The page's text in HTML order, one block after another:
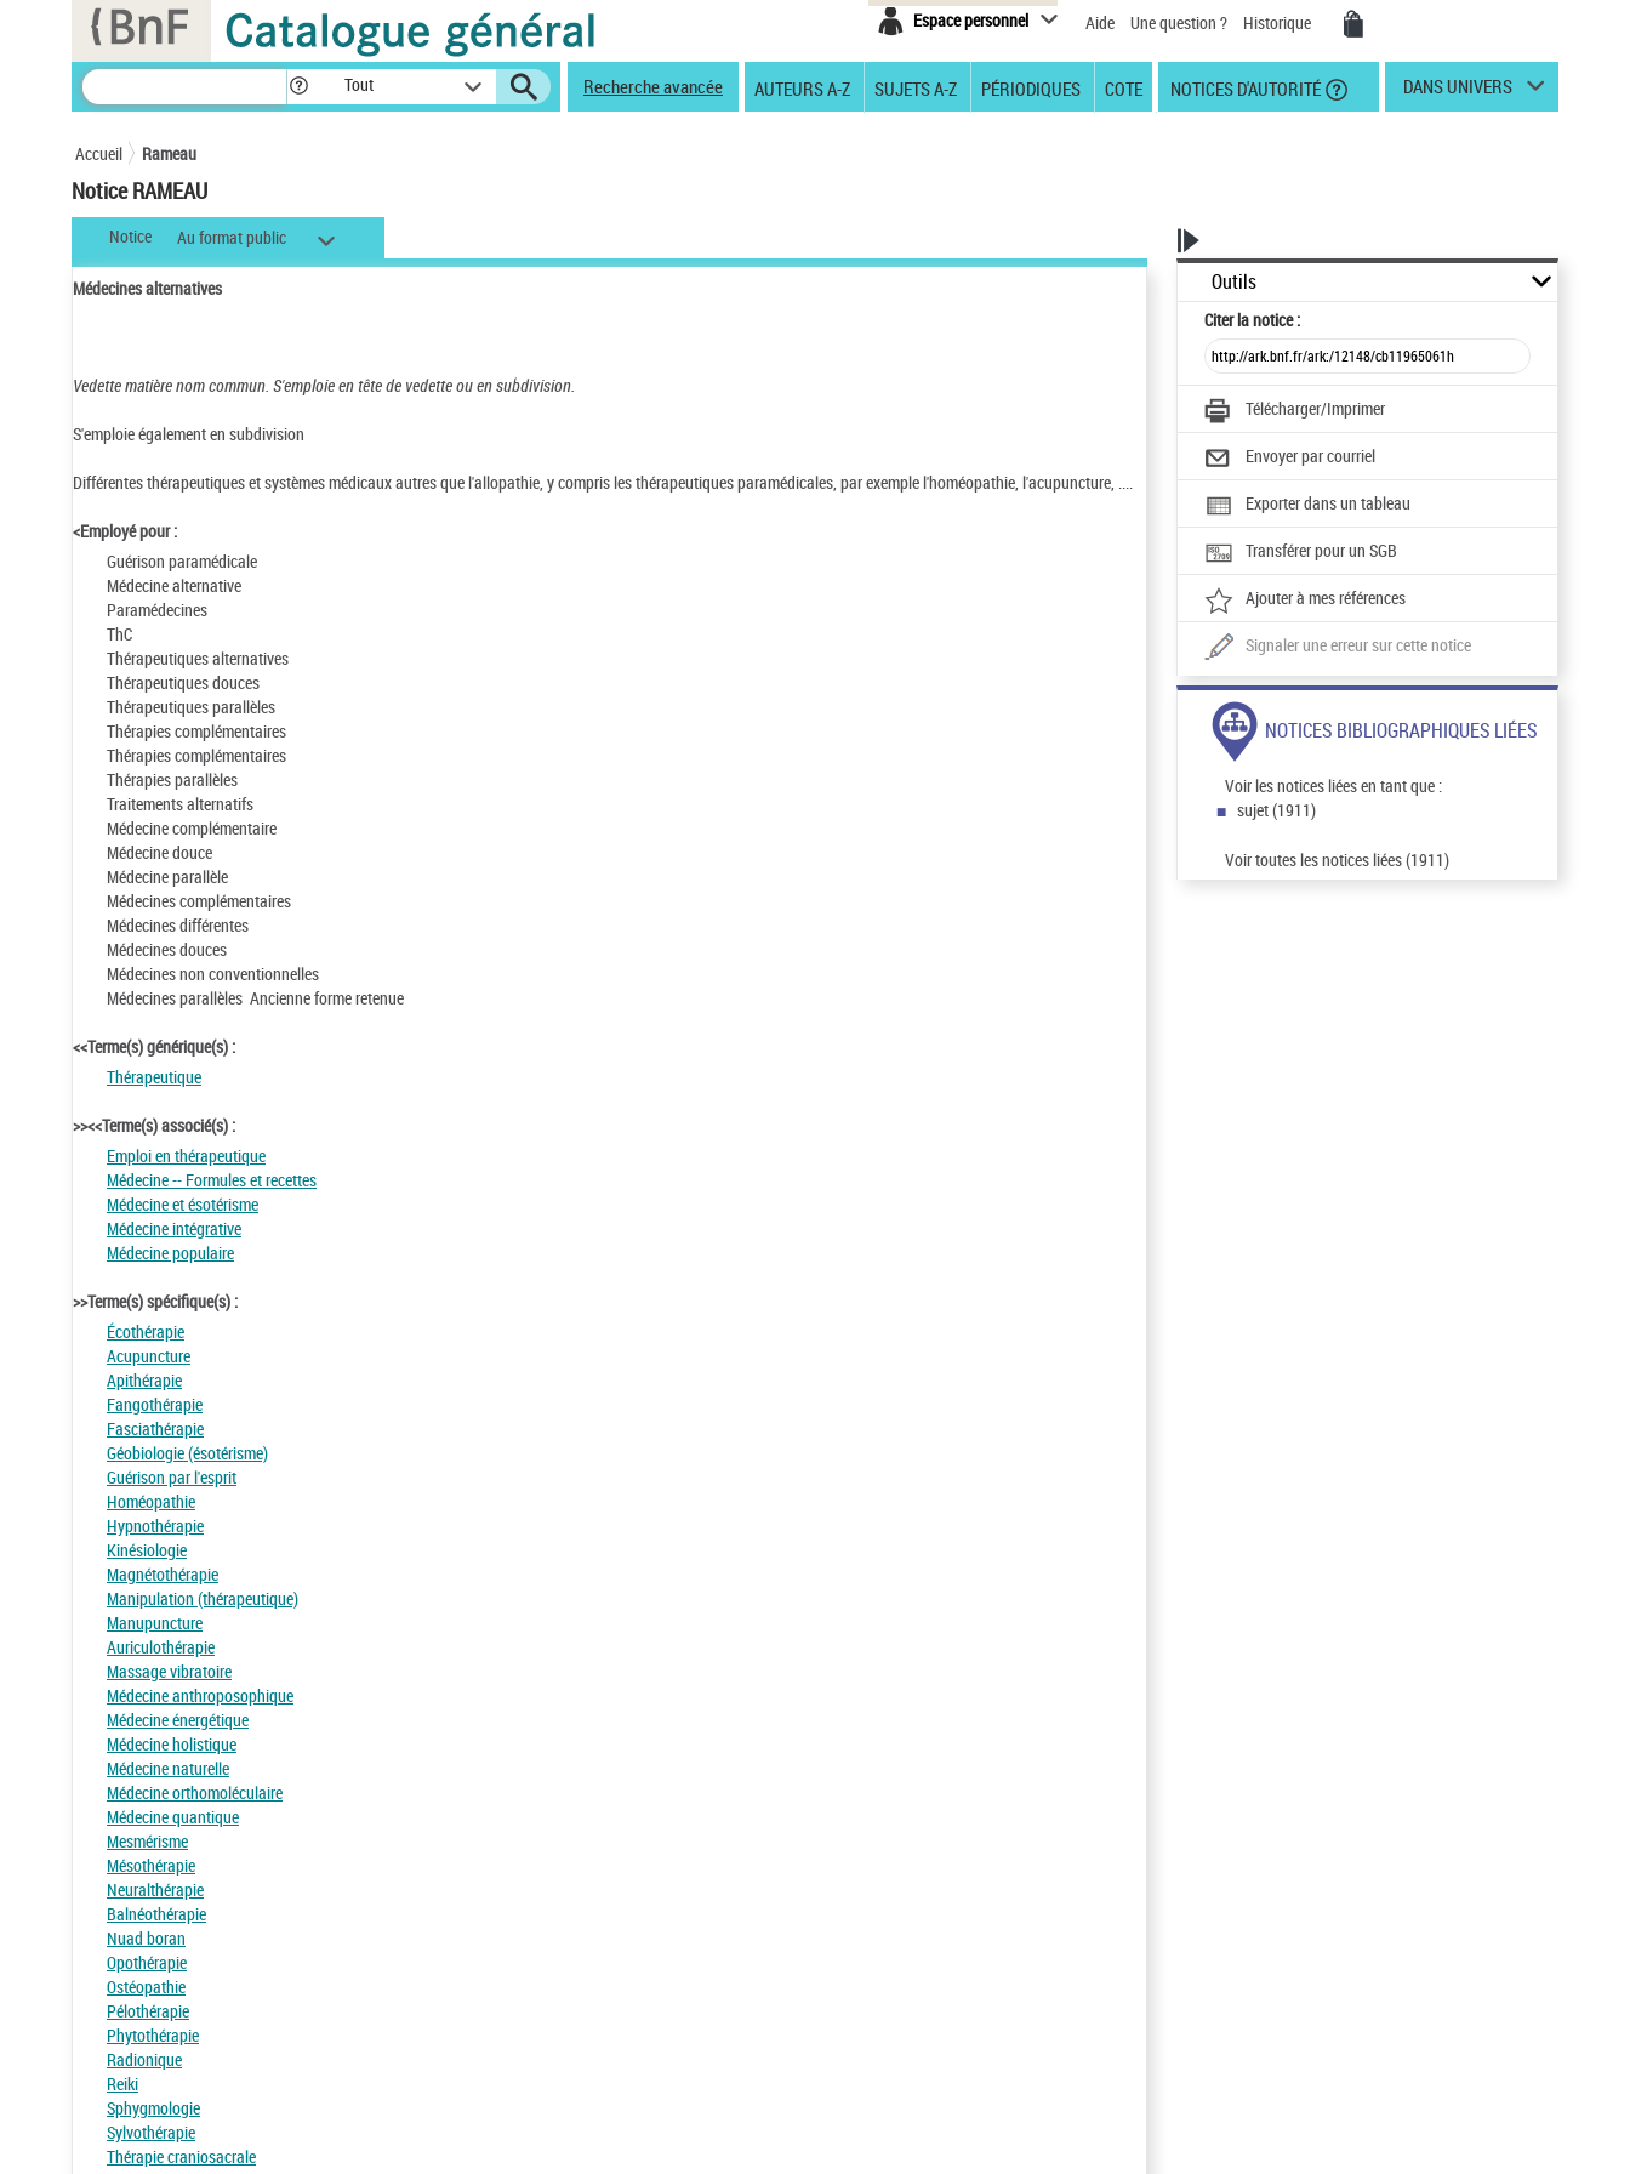
Espace personnel Aide Une question ? Historique
Tout Recherche avancée AUTEURS A-Z SUJETS A-Z PÉRIODIQUES COTE NOTICES D'AUTORITÉ DANS UNIVERS
Accueil Rameau
Notice RAMEAU
Notice Au format public
Médecines alternatives
Vedette matière nom commun. S'emploie en tête de vedette ou en subdivision.
S'emploie également en subdivision
Différentes thérapeutiques et systèmes médicaux autres que l'allopathie, y compris les thérapeutiques paramédicales, par exemple l'homéopathie, l'acupuncture, ....
<Employé pour :
Guérison paramédicale
Médecine alternative
Paramédecines
ThC
Thérapeutiques alternatives
Thérapeutiques douces
Thérapeutiques parallèles
Thérapies complémentaires
Thérapies complémentaires
Thérapies parallèles
Traitements alternatifs
Médecine complémentaire
Médecine douce
Médecine parallèle
Médecines complémentaires
Médecines différentes
Médecines douces
Médecines non conventionnelles
Médecines parallèles Ancienne forme retenue
<<Terme(s) générique(s) :
Thérapeutique
>><<Terme(s) associé(s) :
Emploi en thérapeutique
Médecine -- Formules et recettes
Médecine et ésotérisme
Médecine intégrative
Médecine populaire
>>Terme(s) spécifique(s) :
Écothérapie
Acupuncture
Apithérapie
Fangothérapie
Fasciathérapie
Géobiologie (ésotérisme)
Guérison par l'esprit
Homéopathie
Hypnothérapie
Kinésiologie
Magnétothérapie
Manipulation (thérapeutique)
Manupuncture
Auriculothérapie
Massage vibratoire
Médecine anthroposophique
Médecine énergétique
Médecine holistique
Médecine naturelle
Médecine orthomoléculaire
Médecine quantique
Mesmérisme
Mésothérapie
Neuralthérapie
Balnéothérapie
Nuad boran
Opothérapie
Ostéopathie
Pélothérapie
Phytothérapie
Radionique
Reiki
Sphygmologie
Sylvothérapie
Thérapie craniosacrale
Outils
Citerla notice :
Télécharger/Imprimer
Envoyer par courriel
Exporter dans un tableau
Transférer pour un SGB
Ajouter à mes références
Signaler une erreur sur cette notice
NOTICES BIBLIOGRAPHIQUES LIÉES
Voir les notices liées en tant que :
sujet (1911)
Voir toutes les notices liées (1911)
Panneau de gestion des cookies